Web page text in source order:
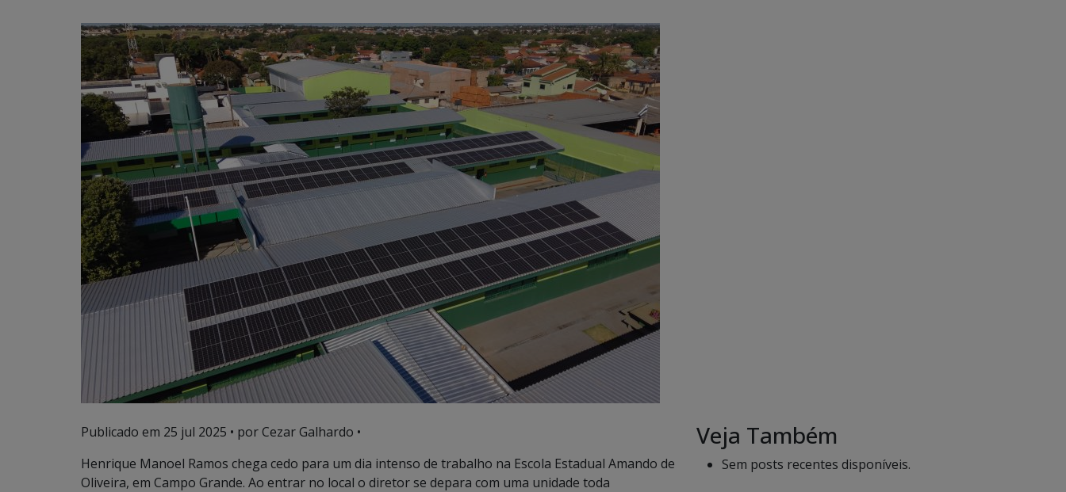
Publicado em 25 jul 2025 • por Cezar Galhardo •
Henrique Manoel Ramos chega cedo para um dia intenso de trabalho na Escola Estadual Amando de
Oliveira, em Campo Grande. Ao entrar no local o diretor se depara com uma unidade toda
Veja Também
Sem posts recentes disponíveis.